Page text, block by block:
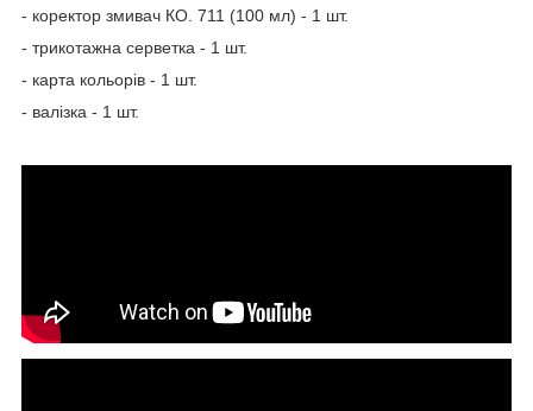
- коректор змивач КО. 711 (100 мл) - 1 шт.
- трикотажна серветка - 1 шт.
- карта кольорів - 1 шт.
- валізка - 1 шт.